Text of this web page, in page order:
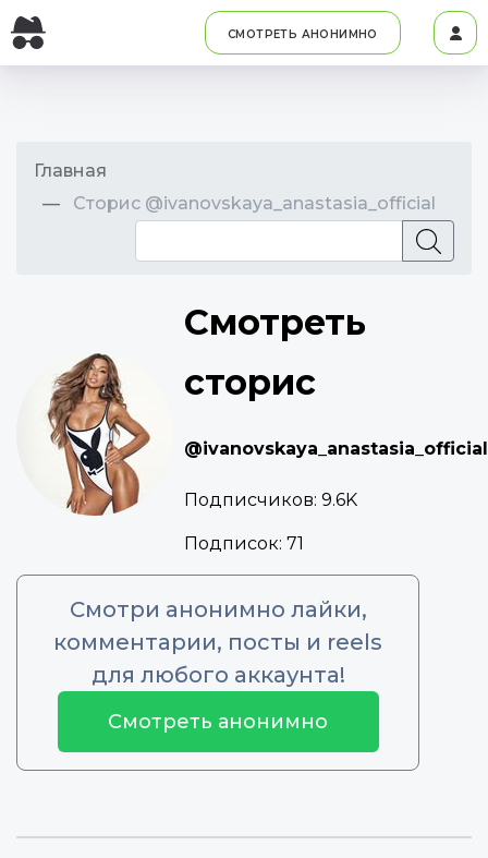
СМОТРЕТЬ АНОНИМНО
Главная
Сторис @ivanovskaya_anastasia_official
Смотреть
сторис
@ivanovskaya_anastasia_official
Подписчиков: 9.6K
Подписок: 71
Смотри анонимно лайки,
комментарии, посты и reels
для любого аккаунта!
Смотреть анонимно